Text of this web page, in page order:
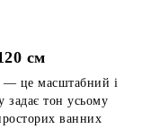
см
— це масштабний і
задає тон усьому
ванних